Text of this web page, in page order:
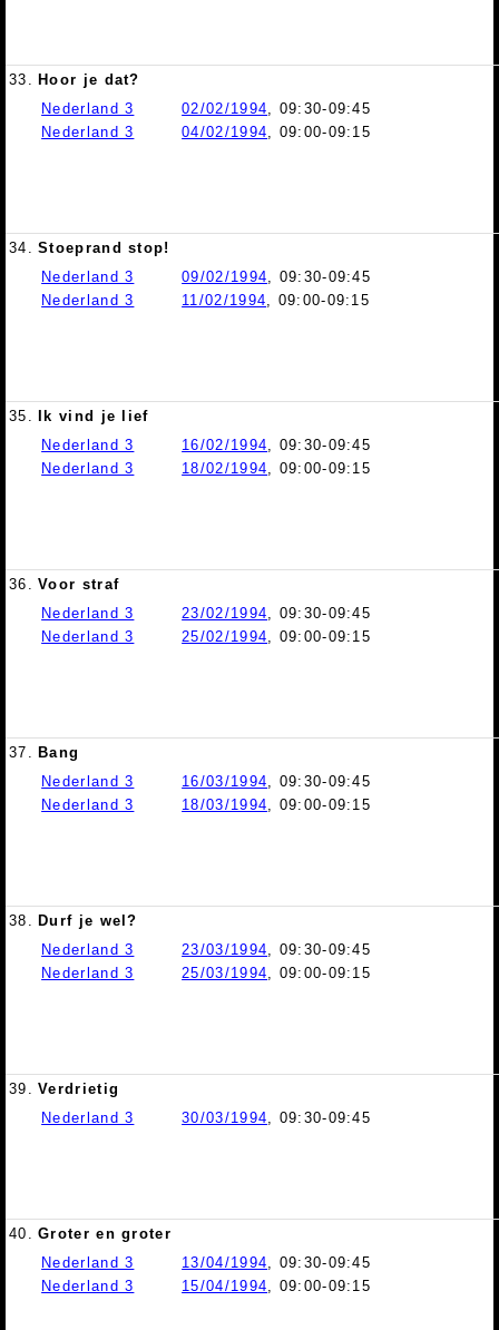
33. Hoor je dat?
Nederland 3
02/02/1994, 09:30-09:45
Nederland 3
04/02/1994, 09:00-09:15
34. Stoeprand stop!
Nederland 3
09/02/1994, 09:30-09:45
Nederland 3
11/02/1994, 09:00-09:15
35.
Ik vind je lief
Nederland 3
16/02/1994, 09:30-09:45
Nederland 3
18/02/1994, 09:00-09:15
36. Voor straf
Nederland 3
23/02/1994, 09:30-09:45
Nederland 3
25/02/1994, 09:00-09:15
37. Bang
Nederland 3
16/03/1994, 09:30-09:45
Nederland 3
18/03/1994, 09:00-09:15
38. Durf je wel?
Nederland 3
23/03/1994, 09:30-09:45
Nederland 3
25/03/1994, 09:00-09:15
39. Verdrietig
Nederland 3
30/03/1994, 09:30-09:45
40. Groter en groter
Nederland 3
13/04/1994, 09:30-09:45
Nederland 3
15/04/1994, 09:00-09:15